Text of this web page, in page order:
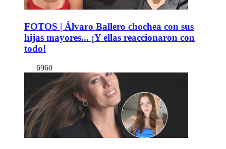
FOTOS | Álvaro Ballero chochea con sus
hijas mayores... ¡Y ellas reaccionaron con
todo!
6960